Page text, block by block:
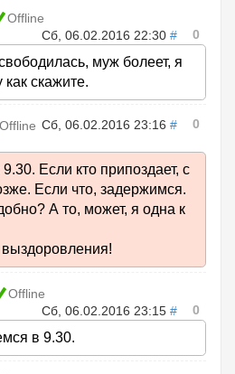
Offline
Сб, 06.02.2016 22:30 # 0
муж болеет, я
скажите.
Offline Сб, 06.02.2016 23:16 # 0
Если кто припоздает, с
Если что, задержимся.
А то, может, я одна к
Offline
Сб, 06.02.2016 23:15 # 0
в 9.30.